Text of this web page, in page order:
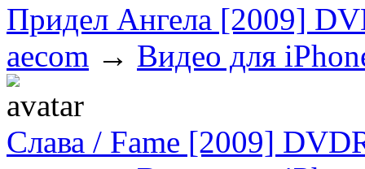
Придел Ангела [2009]
aecom → Видео для
Слава / Fame [2009]